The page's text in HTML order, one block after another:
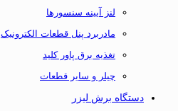
لنز آیینه سنسورها
مادربرد پنل قطعات الکترونیک
تغذیه برق پاور کلید
چیلر و سایر قطعات
دستگاه برش لیزر